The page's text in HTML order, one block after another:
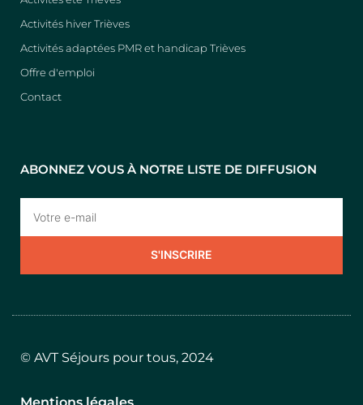
Activités hiver Trièves
Activités adaptées PMR et handicap Trièves
Offre d'emploi
Contact
ABONNEZ VOUS À NOTRE LISTE DE DIFFUSION
S'INSCRIRE
© AVT Séjours pour tous, 2024
Mentions légales